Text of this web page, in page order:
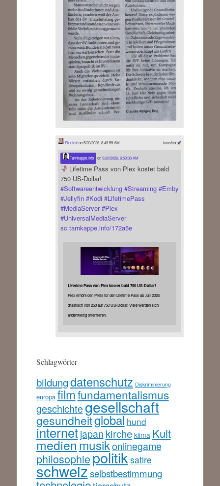
boosted
Sinnfreion 5/20/2026, 8:49:59 AM
Tarnkappe.info on5/20/2026, 6:50:33 AM
Lifetime Pass von Plex kostet bald
750 US-Dollar!
#Softwareentwicklung #Streaming #Emby
#Jellyfin #Kodi #LifetimePass
#MediaServer #Plex
#UniversalMediaServer
sc.tarnkappe.info/172a5e
Lifetime Pass von Plex kostet bald 750 US-Dollar!
Plex erhöht den Preis für den Lifetime Pass ab Juli 2026
drastisch von 250 auf 750 US-Dollar. Viele werden sich
anderweitig orientieren.
Schlagwörter
bildungdatenschutz Diskriminierung
europa filmfundamentalismus
geschichtegesellschaft
gesundheitglobal hund
internetjapan kirche klima Kult
medienmusikonlinegame
philosophiepolitiksatire
schweizselbstbestimmung